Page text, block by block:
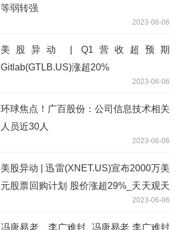
等弱转强
2023-06-06
美股异动 | Q1营收超预期
Gitlab(GTLB.US)涨超20%
2023-06-06
环球焦点！广百股份：公司信息技术相关
人员近30人
2023-06-06
美股异动 | 迅雷(XNET.US)宣布2000万美
元股票回购计划 股价涨超29%_天天观天
2023-06-06
冯唐易老、李广难封_冯唐易老 李广难封